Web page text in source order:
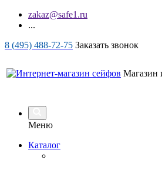
zakaz@safe1.ru
...
8 (495) 488-72-75 Заказать звонок
Магазин
Меню
Каталог